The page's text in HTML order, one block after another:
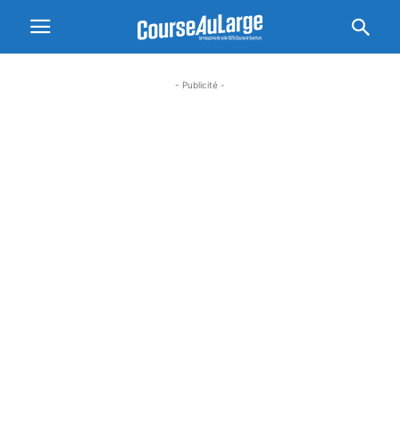
- Publicité -